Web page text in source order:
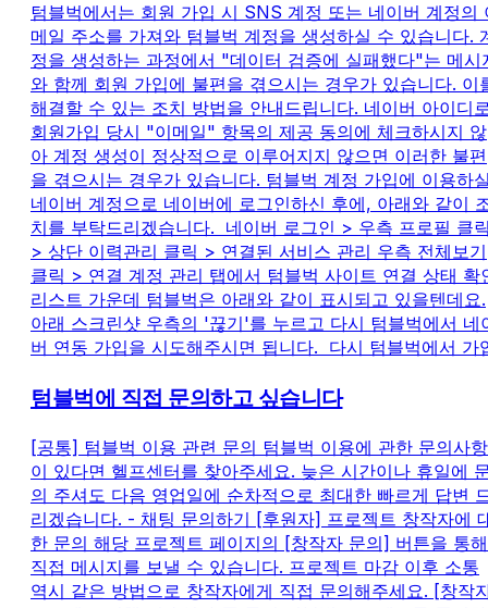
텀블벅에서는 회원 가입 시 SNS 계정 또는 네이버 계정의
메일 주소를 가져와 텀블벅 계정을 생성하실 수 있습니다.
정을 생성하는 과정에서 "데이터 검증에 실패했다"는 메시
와 함께 회원 가입에 불편을 겪으시는 경우가 있습니다. 이
해결할 수 있는 조치 방법을 안내드립니다. 네이버 아이디
회원가입 당시 "이메일" 항목의 제공 동의에 체크하시지 않
아 계정 생성이 정상적으로 이루어지지 않으면 이러한 불편
을 겪으시는 경우가 있습니다. 텀블벅 계정 가입에 이용하
네이버 계정으로 네이버에 로그인하신 후에, 아래와 같이
치를 부탁드리겠습니다. ​​​ 네이버 로그인 > 우측 프로필 클
> 상단 이력관리 클릭 > 연결된 서비스 관리 우측 전체보기
클릭 > 연결 계정 관리 탭에서 텀블벅 사이트 연결 상태 확
리스트 가운데 텀블벅은 ​아래와 같이 표시되고 있을텐데요.
아래 스크린샷 우측의 '끊기'를 누르고 다시 텀블벅에서 네
버 연동 가입을 시도해주시면 됩니다. ​ 다시 텀블벅에서 가
텀블벅에 직접 문의하고 싶습니다
[공통] 텀블벅 이용 관련 문의 텀블벅 이용에 관한 문의사항
이 있다면 헬프센터를 찾아주세요. 늦은 시간이나 휴일에
의 주셔도 다음 영업일에 순차적으로 최대한 빠르게 답변
리겠습니다. - 채팅 문의하기 [후원자] 프로젝트 창작자에
한 문의 해당 프로젝트 페이지의 [창작자 문의] 버튼을 통해
직접 메시지를 보낼 수 있습니다. 프로젝트 마감 이후 소통
역시 같은 방법으로 창작자에게 직접 문의해주세요. [창작